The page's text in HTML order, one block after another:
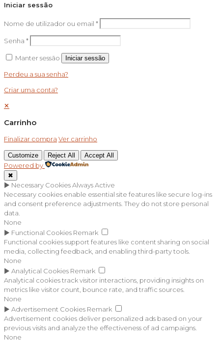
Iniciar sessão
Nome de utilizador ou email *
Senha *
Manter sessão Iniciar sessão
Perdeu a sua senha?
Criar uma conta?
✕
Carrinho
Finalizar compra Ver carrinho
Customize Reject All Accept All
Powered by
✖
► Necessary CookiesAlways Active
Necessary cookies enable essential site features like secure log-ins
and consent preference adjustments. They do not store personal
data.
None
► Functional Cookies Remark
Functional cookies support features like content sharing on social
media, collecting feedback, and enabling third-party tools.
None
► Analytical Cookies Remark
Analytical cookies track visitor interactions, providing insights on
metrics like visitor count, bounce rate, and traffic sources.
None
► Advertisement Cookies Remark
Advertisement cookies deliver personalized ads based on your
previous visits and analyze the effectiveness of ad campaigns.
None